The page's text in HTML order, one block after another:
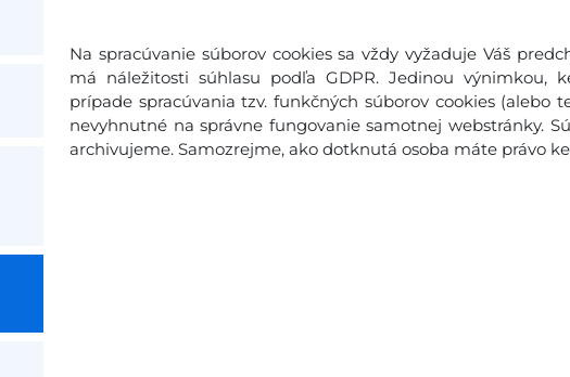
Na spracúvanie súborov cookies sa vždy vyžaduje Váš
má náležitosti súhlasu podľa GDPR. Jedinou výnimkou,
prípade spracúvania tzv. funkčných súborov cookies (alebo
nevyhnutné na správne fungovanie samotnej webstránky.
archivujeme. Samozrejme, ako dotknutá osoba máte právo